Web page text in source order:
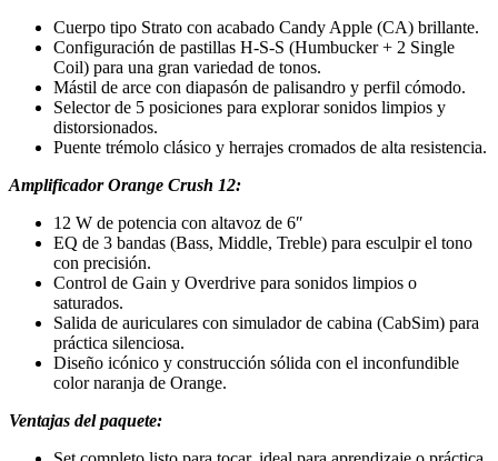
Cuerpo tipo Strato con acabado Candy Apple (CA) brillante.
Configuración de pastillas H-S-S (Humbucker + 2 Single
Coil) para una gran variedad de tonos.
Mástil de arce con diapasón de palisandro y perfil cómodo.
Selector de 5 posiciones para explorar sonidos limpios y
distorsionados.
Puente trémolo clásico y herrajes cromados de alta resistencia.
Amplificador Orange Crush 12:
12 W de potencia con altavoz de 6″
EQ de 3 bandas (Bass, Middle, Treble) para esculpir el tono
con precisión.
Control de Gain y Overdrive para sonidos limpios o
saturados.
Salida de auriculares con simulador de cabina (CabSim) para
práctica silenciosa.
Diseño icónico y construcción sólida con el inconfundible
color naranja de Orange.
Ventajas del paquete: